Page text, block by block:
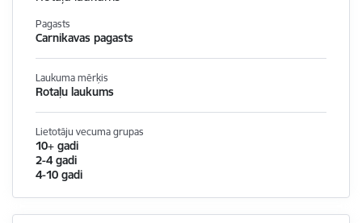
Pagasts
Carnikavas pagasts
Laukuma mērķis
Rotaļu laukums
Lietotāju vecuma grupas
10+ gadi
2-4 gadi
4-10 gadi